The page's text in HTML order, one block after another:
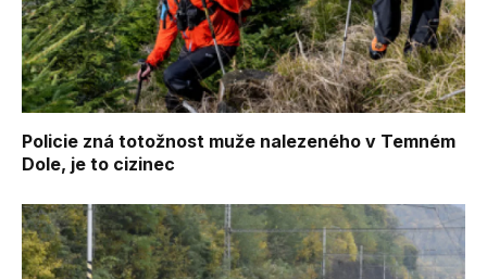
Policie zná totožnost muže nalezeného v Temném
Dole, je to cizinec